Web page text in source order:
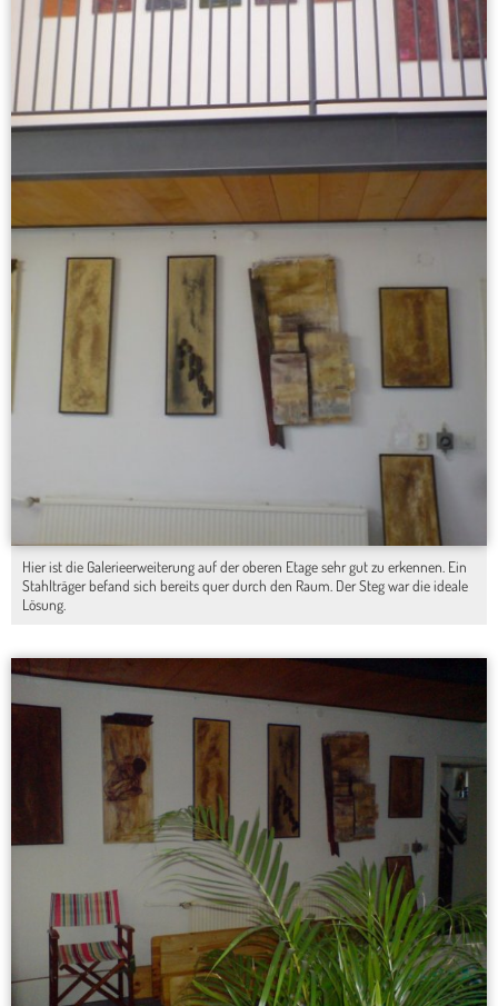
Hier ist die Galerieerweiterung auf der oberen Etage sehr gut zu erkennen. Ein
Stahlträger befand sich bereits quer durch den Raum. Der Steg war die ideale
Lösung.